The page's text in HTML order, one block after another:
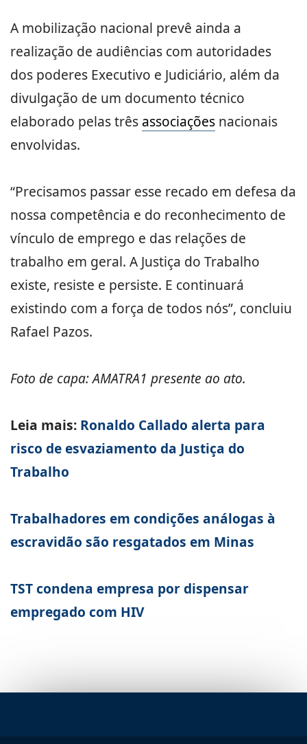
A mobilização nacional prevê ainda a
realização de audiências com autoridades
dos poderes Executivo e Judiciário, além da
divulgação de um documento técnico
elaborado pelas três associações nacionais
envolvidas.
“Precisamos passar esse recado em defesa da
nossa competência e do reconhecimento de
vínculo de emprego e das relações de
trabalho em geral. A Justiça do Trabalho
existe, resiste e persiste. E continuará
existindo com a força de todos nós”, concluiu
Rafael Pazos.
Foto de capa: AMATRA1 presente ao ato.
Leia mais: Ronaldo Callado alerta para
risco de esvaziamento da Justiça do
Trabalho
Trabalhadores em condições análogas à
escravidão são resgatados em Minas
TST condena empresa por dispensar
empregado com HIV